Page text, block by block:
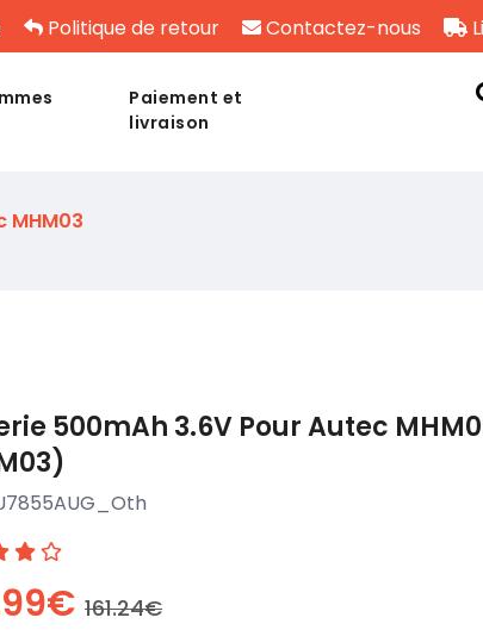
Politique de retour Contactez-nous
Paiement et
livraison
MHM03
500mAh 3.6V Pour Autec
161.24€